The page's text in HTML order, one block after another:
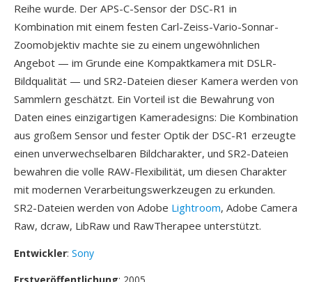
Reihe wurde. Der APS-C-Sensor der DSC-R1 in
Kombination mit einem festen Carl-Zeiss-Vario-Sonnar-
Zoomobjektiv machte sie zu einem ungewöhnlichen
Angebot — im Grunde eine Kompaktkamera mit DSLR-
Bildqualität — und SR2-Dateien dieser Kamera werden von
Sammlern geschätzt. Ein Vorteil ist die Bewahrung von
Daten eines einzigartigen Kameradesigns: Die Kombination
aus großem Sensor und fester Optik der DSC-R1 erzeugte
einen unverwechselbaren Bildcharakter, und SR2-Dateien
bewahren die volle RAW-Flexibilität, um diesen Charakter
mit modernen Verarbeitungswerkzeugen zu erkunden.
SR2-Dateien werden von Adobe Lightroom, Adobe Camera
Raw, dcraw, LibRaw und RawTherapee unterstützt.
Entwickler: Sony